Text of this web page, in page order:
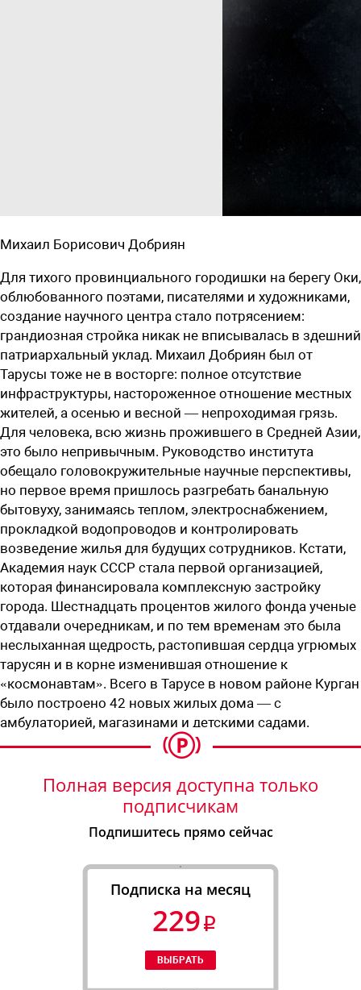
Михаил Борисович Добриян
Для тихого провинциального городишки на берегу Оки,
облюбованного поэтами, писателями и художниками,
создание научного центра стало потрясением:
грандиозная стройка никак не вписывалась в здешний
патриархальный уклад. Михаил Добриян был от
Тарусы тоже не в восторге: полное отсутствие
инфраструктуры, настороженное отношение местных
жителей, а осенью и весной — непроходимая грязь.
Для человека, всю жизнь прожившего в Средней Азии,
это было непривычным. Руководство института
обещало головокружительные научные перспективы,
но первое время пришлось разгребать банальную
бытовуху, занимаясь теплом, электроснабжением,
прокладкой водопроводов и контролировать
возведение жилья для будущих сотрудников. Кстати,
Академия наук СССР стала первой организацией,
которая финансировала комплексную застройку
города. Шестнадцать процентов жилого фонда ученые
отдавали очередникам, и по тем временам это была
неслыханная щедрость, растопившая сердца угрюмых
тарусян и в корне изменившая отношение к
«космонавтам». Всего в Тарусе в новом районе Курган
было построено 42 новых жилых дома — с
амбулаторией, магазинами и детскими садами.
Полная версия доступна только
подписчикам
Подпишитесь прямо сейчас
Подписка на месяц
229